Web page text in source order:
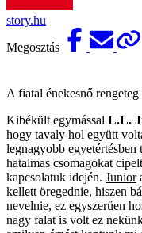
story.hu
Megosztás
A fiatal énekesnő
Kibékült egymással L.L.
hogy tavaly hol együtt
legnagyobb
hatalmas csomagokat
kapcsolatuk idején. Junior
kellett öregednie, hiszen
nevelnie, ez egyszerűen
nagy falat is volt ez